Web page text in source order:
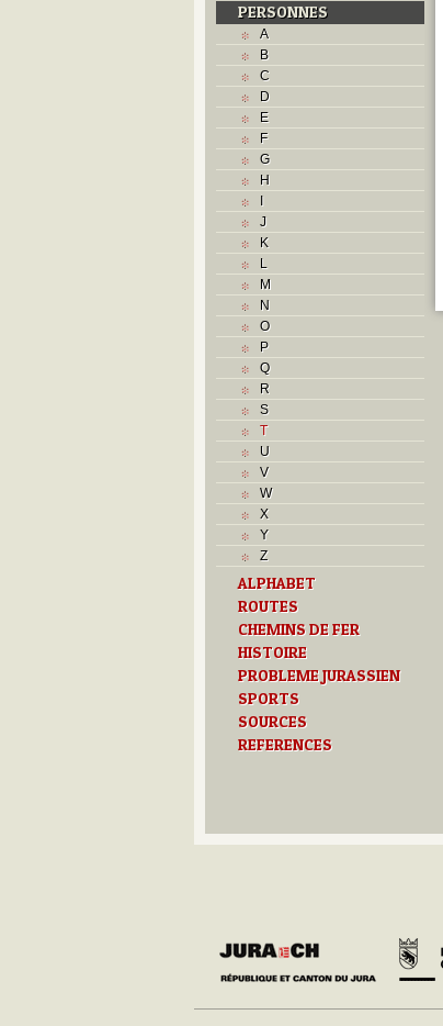
PERSONNES
A
B
C
D
E
F
G
H
I
J
K
L
M
N
O
P
Q
R
S
T
U
V
W
X
Y
Z
ALPHABET
ROUTES
CHEMINS DE FER
HISTOIRE
PROBLEME JURASSIEN
SPORTS
SOURCES
REFERENCES